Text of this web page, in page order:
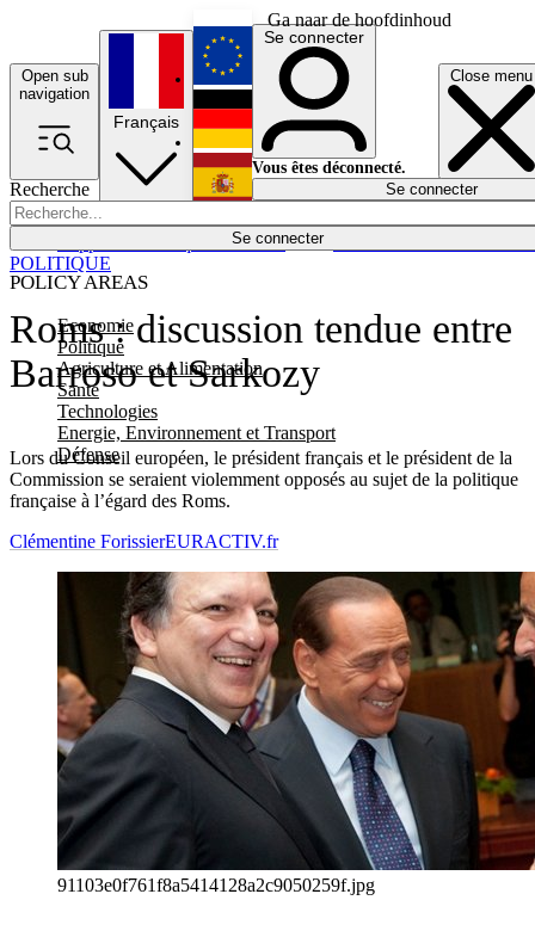
Ga naar de hoofdinhoud
Open sub
navigation
Close menu
Recherche
Se connecter
POLICY AREAS
Economie
Politique
Agriculture et Alimentation
Santé
Technologies
Energie, Environnement et Transport
Défense
Économie
Français
English
Deutsch
Español
Se connecter
Vous êtes déconnecté.
Se connecter
Roms : discussion tendue entre
Barroso et Sarkozy
Lors du Conseil européen, le président français et le président de la
Commission se seraient violemment opposés au sujet de la politique
française à l’égard des Roms.
POLITIQUE
Clémentine ForissierEURACTIV.fr
91103e0f761f8a5414128a2c9050259f.jpg